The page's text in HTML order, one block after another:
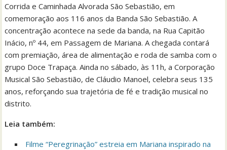
Corrida e Caminhada Alvorada São Sebastião, em
comemoração aos 116 anos da Banda São Sebastião. A
concentração acontece na sede da banda, na Rua Capitão
Inácio, nº 44, em Passagem de Mariana. A chegada contará
com premiação, área de alimentação e roda de samba com o
grupo Doce Trapaça. Ainda no sábado, às 11h, a Corporação
Musical São Sebastião, de Cláudio Manoel, celebra seus 135
anos, reforçando sua trajetória de fé e tradição musical no
distrito.
Leia também:
Filme “Peregrinação” estreia em Mariana inspirado na